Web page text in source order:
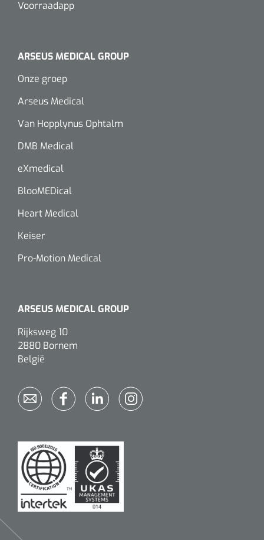
Voorraadapp
ARSEUS MEDICAL GROUP
Onze groep
Arseus Medical
Van Hopplynus Ophtalm
DMB Medical
eXmedical
BlooMEDical
Heart Medical
Keiser
Pro-Motion Medical
ARSEUS MEDICAL GROUP
Rijksweg 10
2880 Bornem
België